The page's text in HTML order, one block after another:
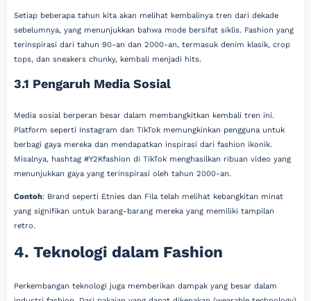
Setiap beberapa tahun kita akan melihat kembalinya tren dari dekade
sebelumnya, yang menunjukkan bahwa mode bersifat siklis. Fashion yang
terinspirasi dari tahun 90-an dan 2000-an, termasuk denim klasik, crop
tops, dan sneakers chunky, kembali menjadi hits.
3.1 Pengaruh Media Sosial
Media sosial berperan besar dalam membangkitkan kembali tren ini.
Platform seperti Instagram dan TikTok memungkinkan pengguna untuk
berbagi gaya mereka dan mendapatkan inspirasi dari fashion ikonik.
Misalnya, hashtag #Y2Kfashion di TikTok menghasilkan ribuan video yang
menunjukkan gaya yang terinspirasi oleh tahun 2000-an.
Contoh: Brand seperti Etnies dan Fila telah melihat kebangkitan minat
yang signifikan untuk barang-barang mereka yang memiliki tampilan
retro.
4. Teknologi dalam Fashion
Perkembangan teknologi juga memberikan dampak yang besar dalam